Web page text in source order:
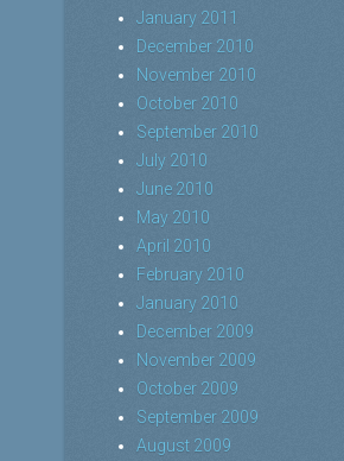
January 2011
December 2010
November 2010
October 2010
September 2010
July 2010
June 2010
May 2010
April 2010
February 2010
January 2010
December 2009
November 2009
October 2009
September 2009
August 2009